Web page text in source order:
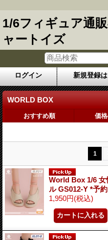
1/6フィギュア通
ャートイズ
ログイン 新規登録
WORLD BOX
おすすめ順 価
1
World Box 1/6 女
ル GS012-Y *予約
1,950円(税込)